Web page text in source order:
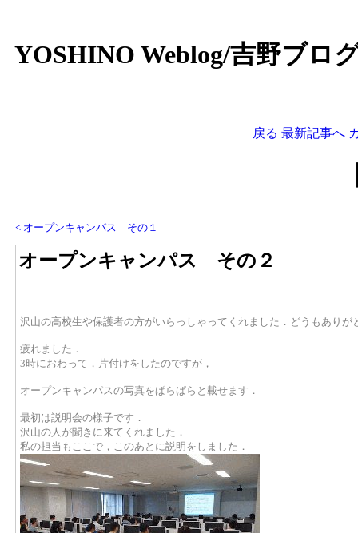
YOSHINO Weblog/吉野ブ
戻る 最新記事へ
< オープンキャンパス その１
オープンキャンパス その２
沢山の高校生や保護者の方がいらっしゃってくれました．どうもありが
疲れました．
3時におわって，片付けをしたのですが，
オープンキャンパスの写真をぱらぱらと載せます．
最初は説明会の様子です．
沢山の人が聞きに来てくれました．
私の担当もここで，このあとに説明をしました．